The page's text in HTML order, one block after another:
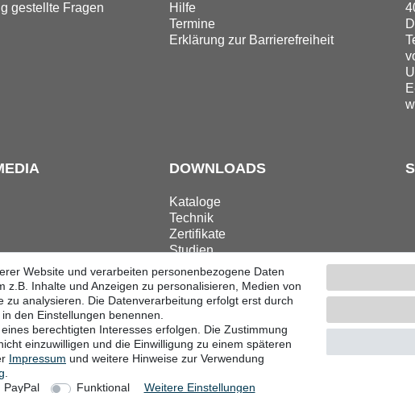
gestellte Fragen
Hilfe
Termine
Erklärung zur Barrierefreiheit
DOWNLOADS
Kataloge
Technik
Zertifikate
Studien
Promotion
Impressum Datenschutzerklärung AGB
Website und verarbeiten personenbezogene Daten
Inhalte und Anzeigen zu personalisieren, Medien von
analysieren. Die Datenverarbeitung erfolgt erst durch
den Einstellungen benennen.
berechtigten Interesses erfolgen. Die Zustimmung
einzuwilligen und die Einwilligung zu einem späteren
Impressum und weitere Hinweise zur Verwendung
PayPal Funktional Weitere Einstellungen